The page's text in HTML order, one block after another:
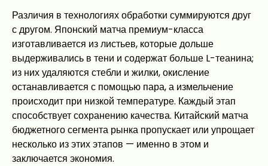
Различия в технологиях обработки суммируются друг
с другом. Японский матча премиум-класса
изготавливается из листьев, которые дольше
выдерживались в тени и содержат больше L-теанина;
из них удаляются стебли и жилки, окисление
останавливается с помощью пара, а измельчение
происходит при низкой температуре. Каждый этап
способствует сохранению качества. Китайский матча
бюджетного сегмента рынка пропускает или упрощает
несколько из этих этапов — именно в этом и
заключается экономия.